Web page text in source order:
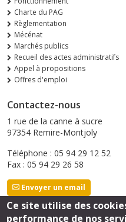
Charte du PAG
Règlementation
Mécénat
Marchés publics
Recueil des actes administratifs
Appel à propositions
Offres d'emploi
Contactez-nous
1 rue de la canne à sucre
97354 Remire-Montjoly
Téléphone : 05 94 29 12 52
Fax : 05 94 29 26 58
Envoyer un email
Ce site utilise des
performance de nos